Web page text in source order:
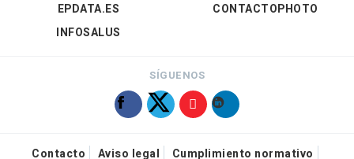
EPDATA.ES
INFOSALUS
CONTACTOPHOTO
SÍGUENOS
Contacto Aviso legal Cumplimiento normativo